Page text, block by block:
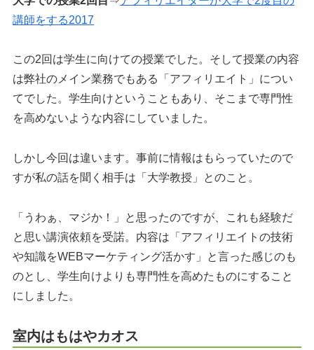
講師をする2017
この2回は学生に向けての授業でした。そして授業の内容
は弊社のメイン業務でもある「アフィリエイト」につい
てでした。学生向けということもあり、そこまで専門性
を高めないような内容にしていました。
しかし今回は違います。事前に情報はもらっていたので
すが私の話を聞く相手は「大学教授」とのこと。
「うわぁ、マジか！」と思ったのですが、これも経験だ
と思い講演依頼を受諾。内容は「アフィリエイトの技術
や知識をWEBマーケティング活かす」と言った感じのも
のとし、学生向けよりも専門性を高めたものにすること
にしました。
室内はもはやカオス